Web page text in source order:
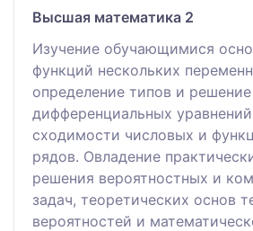
Высшая математика 2
Изучение обучающимися
функций нескольких
определение типов и решение
дифференциальных
сходимости числовых и
рядов. Овладение
решения вероятностных и
задач, теоретических основ
вероятностей и